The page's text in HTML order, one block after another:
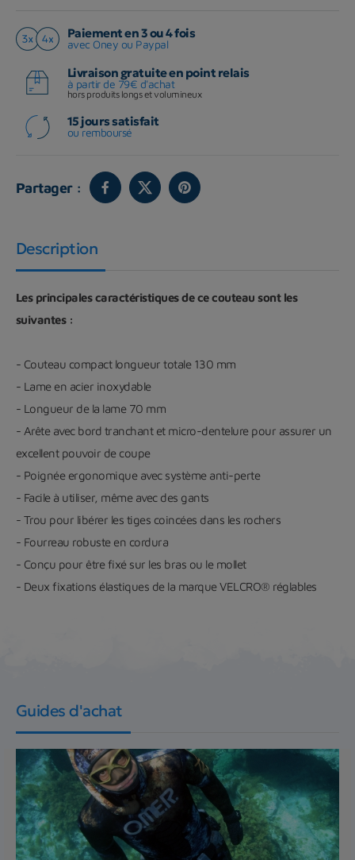
Paiement en 3 ou 4 fois
avec Oney ou Paypal
Livraison gratuite en point relais
à partir de 79€ d'achat
hors produits longs et volumineux
15 jours satisfait
ou remboursé
Partager :
Description
Les principales caractéristiques de ce couteau sont les
suivantes :
- Couteau compact longueur totale 130 mm
- Lame en acier inoxydable
- Longueur de la lame 70 mm
- Arête avec bord tranchant et micro-dentelure pour assurer un
excellent pouvoir de coupe
- Poignée ergonomique avec système anti-perte
- Facile à utiliser, même avec des gants
- Trou pour libérer les tiges coincées dans les rochers
- Fourreau robuste en cordura
- Conçu pour être fixé sur les bras ou le mollet
- Deux fixations élastiques de la marque VELCRO® réglables
Guides d'achat